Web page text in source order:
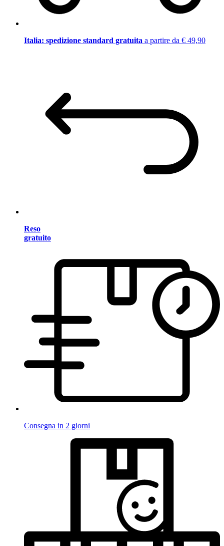
Italia: spedizione standard gratuita a partire da € 49,90
Reso
gratuito
Consegna in 2 giorni